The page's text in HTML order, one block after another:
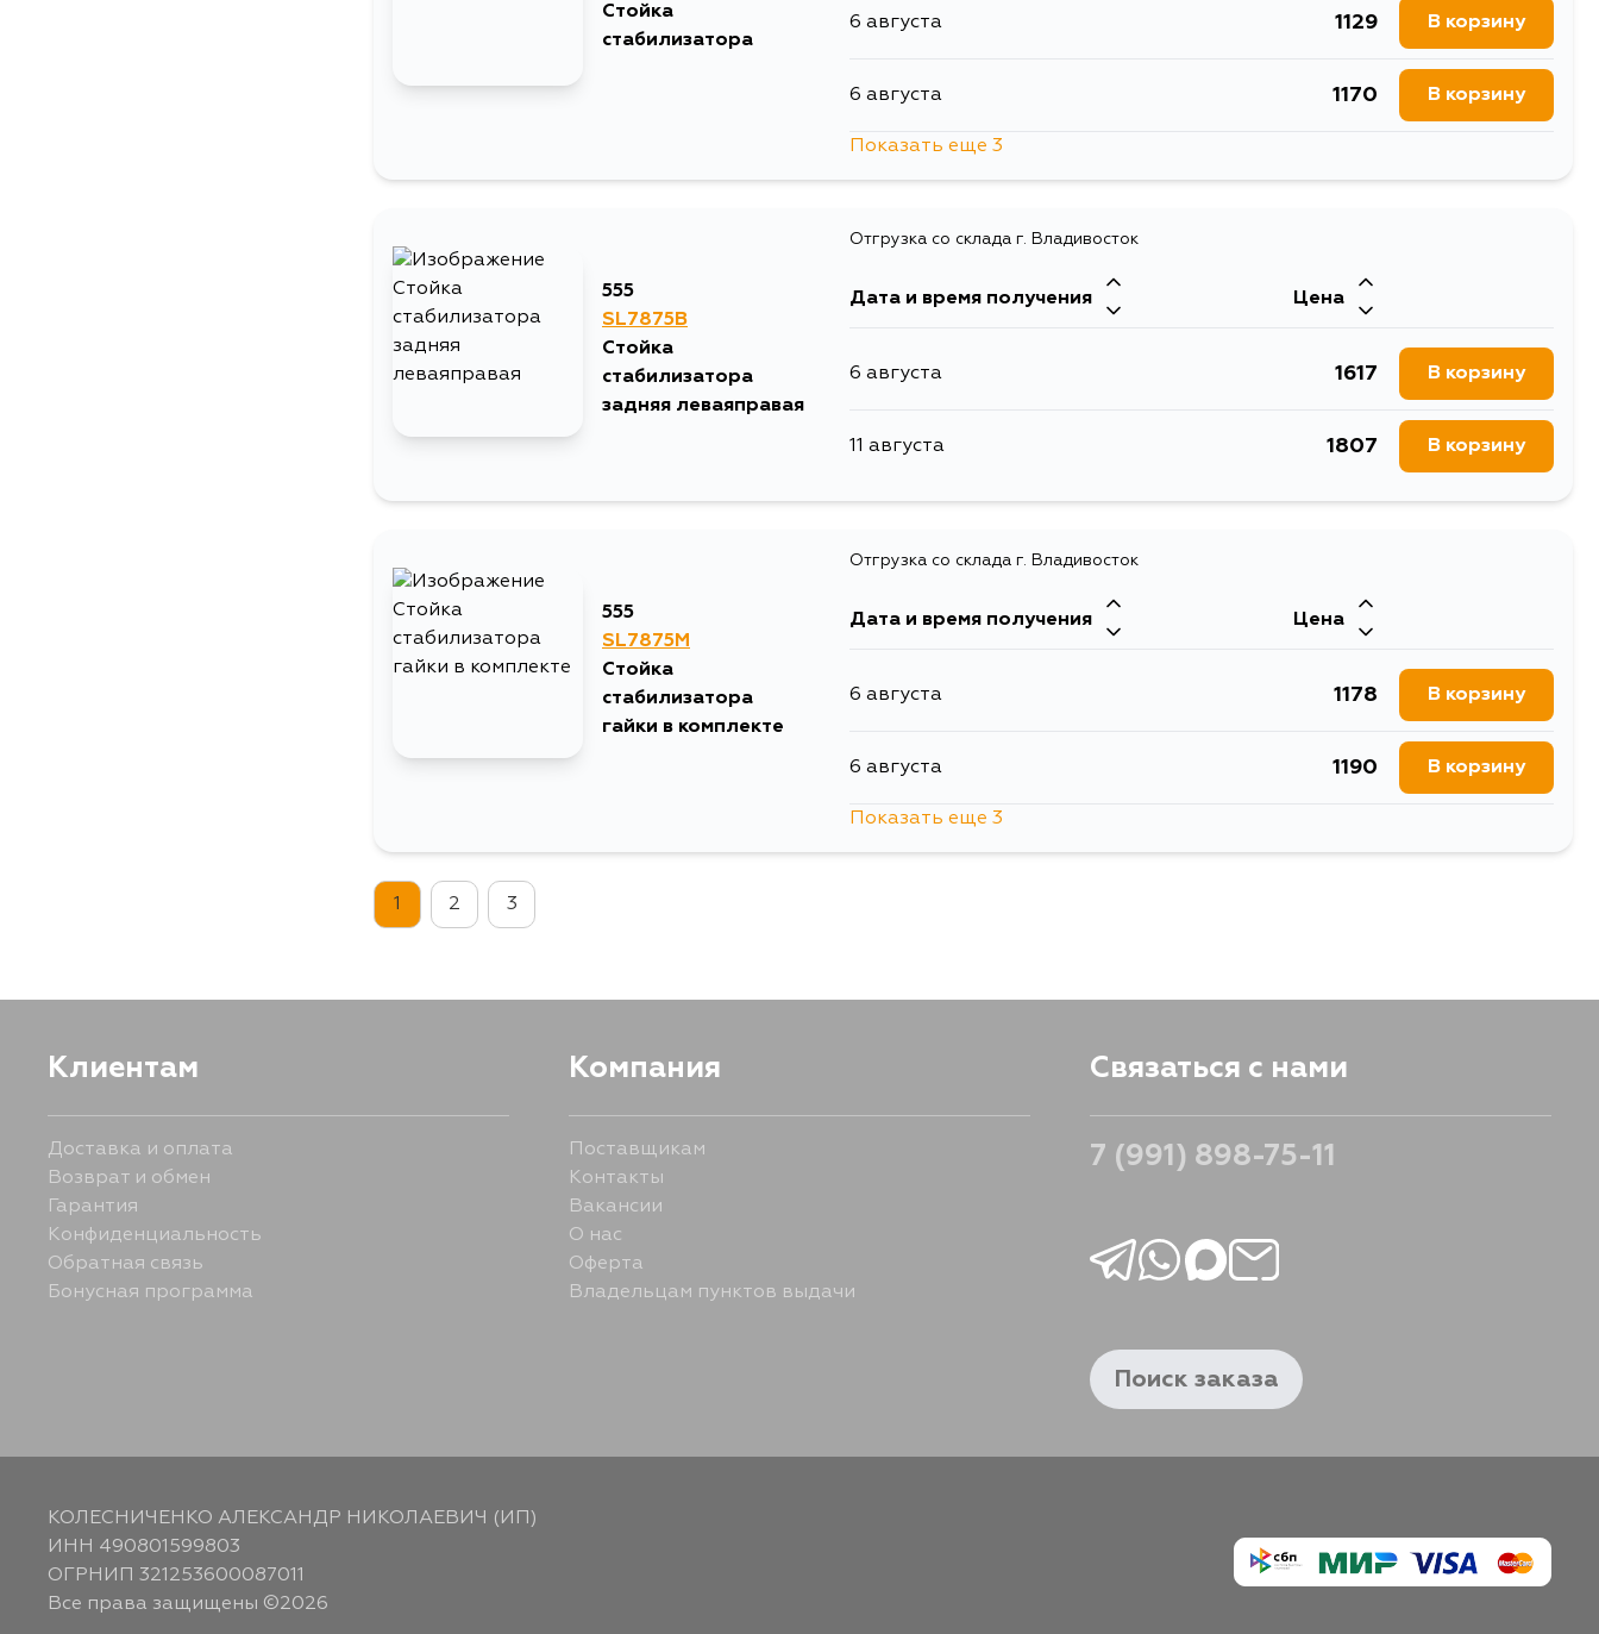
2 сентября 730 В корзину
3 сентября 766 В корзину
Стойка
стабилизатора
6 августа 1129 В корзину
6 августа 1170 В корзину
9 августа
11 августа 1352
Показать еще 3
555
SL7875B
Стойка
стабилизатора
задняя леваяправая
Отгрузка со склада г. Владивосток
Дата и время получения Цена
6 августа 1617 В корзину
11 августа 1807 В корзину
555
SL7875M
Стойка
стабилизатора
гайки в комплекте
Отгрузка со склада г. Владивосток
Дата и время получения Цена
6 августа 1178 В корзину
6 августа 1190 В корзину
Показать еще 3
1 2 3
Клиентам
Доставка и оплата
Возврат и обмен
Гарантия
Конфиденциальность
Обратная связь
Бонусная программа
Компания
Поставщикам
Контакты
Вакансии
О нас
Оферта
Владельцам пунктов выдачи
Связаться с нами
7 (991) 898-75-11
Поиск заказа
КОЛЕСНИЧЕНКО АЛЕКСАНДР НИКОЛАЕВИЧ (ИП)
ИНН 490801599803
ОГРНИП 321253600087011
Все права защищены ©2026